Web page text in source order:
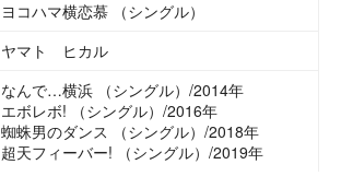
ヨコハマ横恋慕 （シングル）
ヤマト ヒカル
なんで…横浜 （シングル）/2014年
エボレボ! （シングル）/2016年
蜘蛛男のダンス （シングル）/2018年
超天フィーバー! （シングル）/2019年